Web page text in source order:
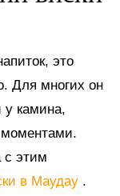
это
Для многих он
у камина,
с этим
в Маудау .